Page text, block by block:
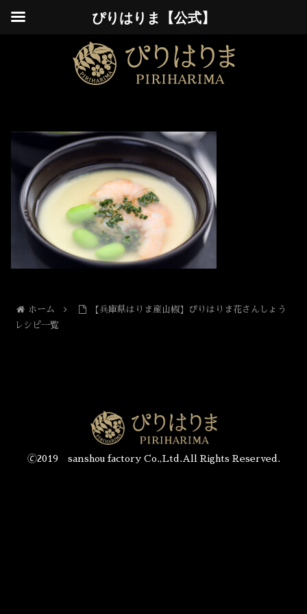
ホーム
【兵庫県はりま産山椒】ぴりはりま花さんしょう
レシピ一覧
🄫2019 sanshou factory Co.,Ltd.All Rights Reserved.
ぴりはりま【公式】